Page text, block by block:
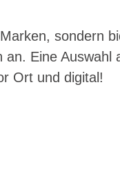
sondern
Eine
Ort und digital!